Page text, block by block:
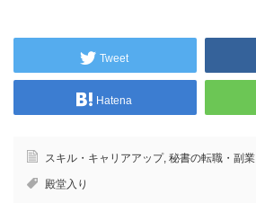
Tweet
Hatena
スキル・キャリアアップ, 秘書の転職・副業
殿堂入り